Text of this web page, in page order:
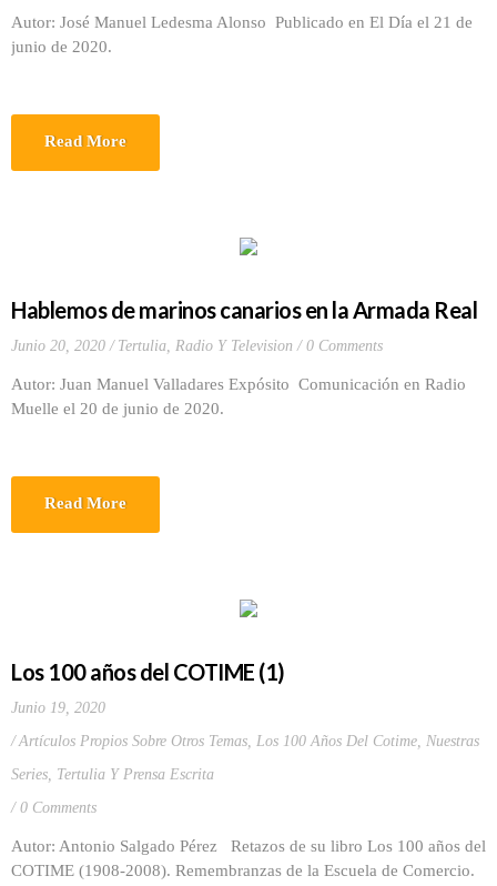
Autor: José Manuel Ledesma Alonso Publicado en El Día el 21 de
junio de 2020.
Read More
Hablemos de marinos canarios en la Armada Real
Junio 20, 2020 Tertulia, Radio Y Television 0 Comments
Autor: Juan Manuel Valladares Expósito Comunicación en Radio
Muelle el 20 de junio de 2020.
Read More
Los 100 años del COTIME (1)
Junio 19, 2020
Artículos Propios Sobre Otros Temas, Los 100 Años Del Cotime, Nuestras
Series, Tertulia Y Prensa Escrita
0 Comments
Autor: Antonio Salgado Pérez Retazos de su libro Los 100 años del
COTIME (1908-2008). Remembranzas de la Escuela de Comercio.